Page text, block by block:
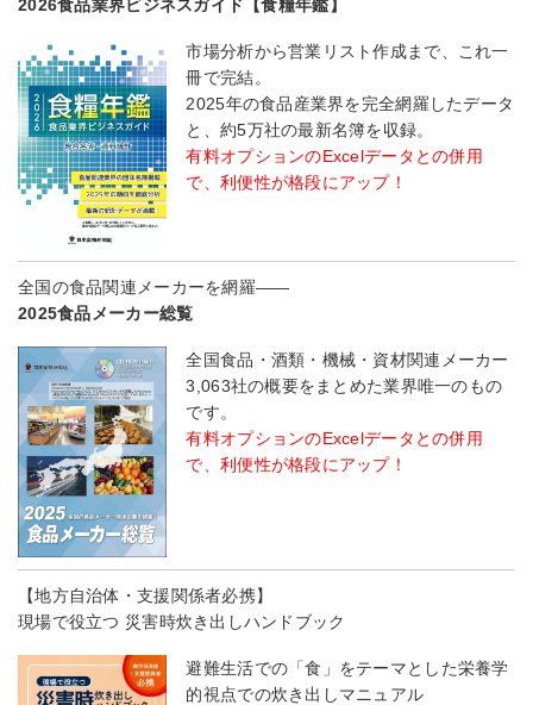
2026食品業界ビジネスガイド【食糧年鑑】
市場分析から営業リスト作成まで、これ一
冊で完結。
2025年の食品産業界を完全網羅したデータ
と、約5万社の最新名簿を収録。
有料オプションのExcelデータとの併用
で、利便性が格段にアップ！
全国の食品関連メーカーを網羅――
2025食品メーカー総覧
全国食品・酒類・機械・資材関連メーカー
3,063社の概要をまとめた業界唯一のもの
です。
有料オプションのExcelデータとの併用
で、利便性が格段にアップ！
【地方自治体・支援関係者必携】
現場で役立つ 災害時炊き出しハンドブック
避難生活での「食」をテーマとした栄養学
的視点での炊き出しマニュアル